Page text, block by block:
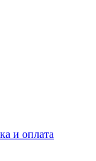
и оплата